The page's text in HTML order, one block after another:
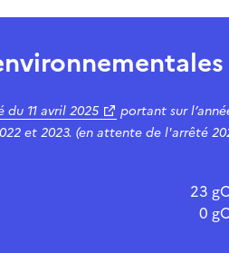
du 11 avril 2025
portant sur
et 2023. (en attente de l'arrêté
23
0